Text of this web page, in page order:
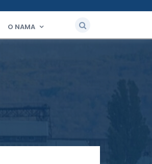
O NAMA